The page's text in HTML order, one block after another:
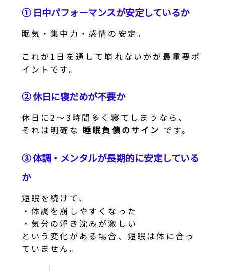
① 日中パフォーマンスが安定しているか
眠気・集中力・感情の安定。
これが1日を通して崩れないかが最重要ポ
イントです。
② 休日に寝だめが不要か
休日に2〜3時間多く寝てしまうなら、
それは明確な 睡眠負債のサイン です。
③ 体調・メンタルが長期的に安定している
か
短眠を続けて、
・体調を崩しやすくなった
・気分の浮き沈みが激しい
という変化がある場合、短眠は体に合っ
ていません。